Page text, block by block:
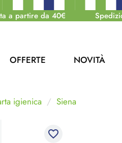
a partire da 40€
OFFERTE NOVITÀ
igienica Siena
favorite_border